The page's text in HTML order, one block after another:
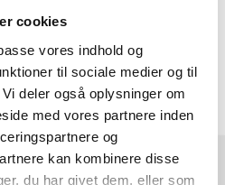
cookies
vores indhold og
til sociale medier og til
deler også oplysninger om
med vores partnere inden
og
kan kombinere disse
du har givet dem, eller som